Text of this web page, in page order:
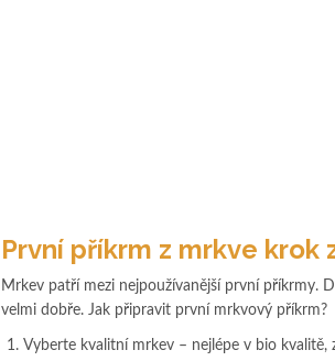
První příkrm z mrkve krok
Mrkev patří mezi nejpoužívanější první příkrmy.
velmi dobře. Jak připravit první mrkvový příkrm?
Vyberte kvalitní mrkev – nejlépe v bio